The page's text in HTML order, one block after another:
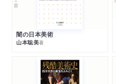
闇の日本美術
山本聡美著